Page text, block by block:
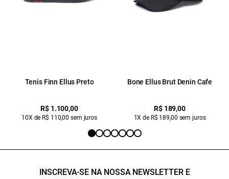
Tenis Finn Ellus Preto
R$ 1.100,00
10X de R$ 110,00 sem juros
Bone Ellus Brut Denin Cafe
R$ 189,00
1X de R$ 189,00 sem juros
INSCREVA-SE NA NOSSA NEWSLETTER E